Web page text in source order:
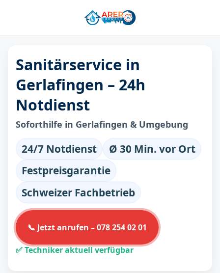
Sanitärservice in
Gerlafingen – 24h
Notdienst
Soforthilfe in Gerlafingen & Umgebung
24/7 Notdienst
Ø 30 Min. vor Ort
Festpreisgarantie
Schweizer Fachbetrieb
📞 Jetzt anrufen – 078 254 02 01
✅ Techniker aktuell verfügbar